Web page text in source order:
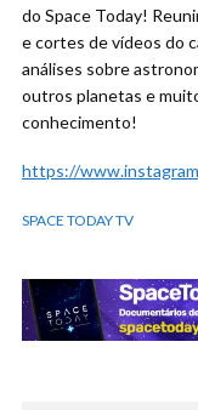
do Space Today!
e cortes de vídeos do
análises sobre
outros planetas e
conhecimento!
https://
SPACE TODAY TV